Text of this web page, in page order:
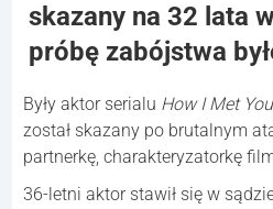
skazany na 32 lata
próbę zabójstwa
Były aktor serialu How I Met
został skazany po brutalnym
partnerkę, charakteryzatorkę
36-letni aktor stawił się w